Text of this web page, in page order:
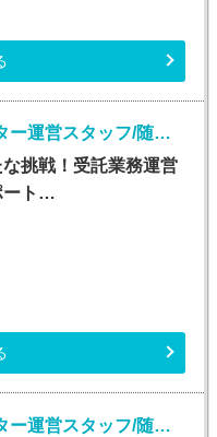
オフィス事務(オフサイトセンター運営スタッフ/随時入社/長期)
挑戦！受託業務運営
ート…
オフィス事務(オフサイトセンター運営スタッフ/随時入社/長期)